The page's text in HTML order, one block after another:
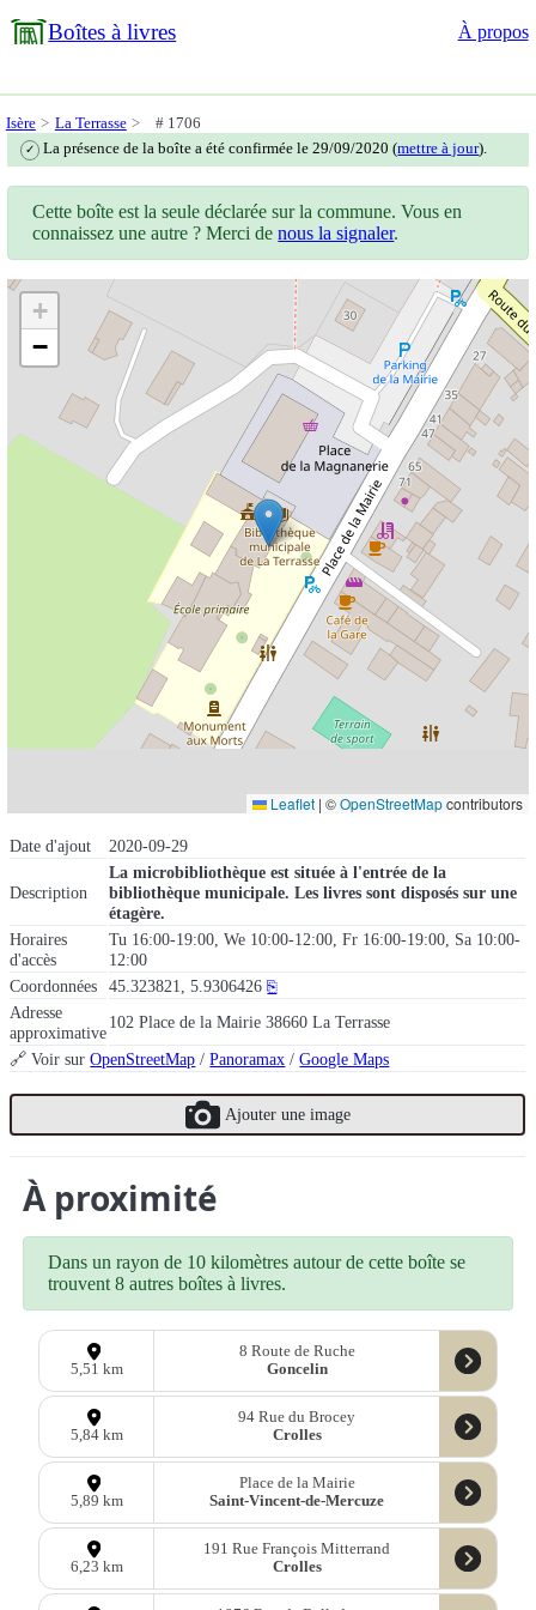
Boîtes à livres À propos
Isère La Terrasse # 1706
✓ La présence de la boîte a été confirmée le 29/09/2020 (mettre à jour).
Date d'ajout 2020-09-29
Description
La microbibliothèque est située à l'entrée de la
bibliothèque municipale. Les livres sont disposés sur une
étagère.
Horaires
d'accès
Tu 16:00-19:00, We 10:00-12:00, Fr 16:00-19:00, Sa 10:00-
12:00
Coordonnées
45.323821, 5.9306426 ⎘
Adresse
approximative
102 Place de la Mairie 38660 La Terrasse
🔗 Voir surOpenStreetMap /Panoramax /Google Maps
Ajouter une image
Cette boîte est la seule déclarée sur la commune. Vous en
connaissez une autre ? Merci denous la signaler.
+
−
Leaflet | ©OpenStreetMapcontributors
À proximité
Dans un rayon de 10 kilomètres autour de cette boîte se
trouvent 8 autres boîtes à livres.
5,51 km
8 Route de Ruche
Goncelin
5,84 km
94 Rue du Brocey
Crolles
5,89 km
Place de la Mairie
Saint-Vincent-de-Mercuze
6,23 km
191 Rue François Mitterrand
Crolles